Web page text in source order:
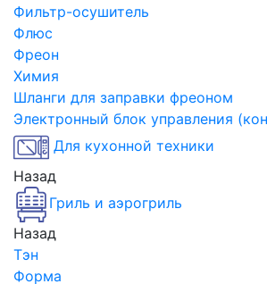
Фильтр-осушитель
Флюс
Фреон
Химия
Шланги для заправки фреоном
Электронный блок управления
Для кухонной техники
Назад
Гриль и аэрогриль
Назад
Тэн
Форма